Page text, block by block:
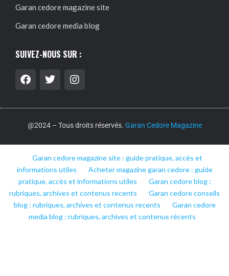
Garan cedore magazine site
Garan cedore media blog
SUIVEZ-NOUS SUR :
@2024 – Tous droits réservés. Garan Cedore Magazine
Garan cedore magazine site : guide pratique, accès et
informations utiles
Acheter magazine garan cedore : guide
pratique, accès et informations utiles
Garan cedore blog :
rubriques, archives et contenus recents
Garan cedore conseils
blog : rubriques, archives et contenus recents
Garan cedore
media blog : rubriques, archives et contenus récents